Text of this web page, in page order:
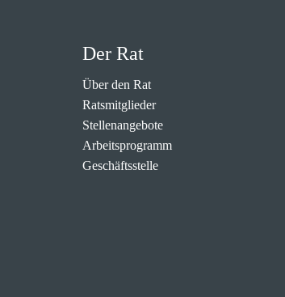
Der Rat
Über den Rat
Ratsmitglieder
Stellenangebote
Arbeitsprogramm
Geschäftsstelle